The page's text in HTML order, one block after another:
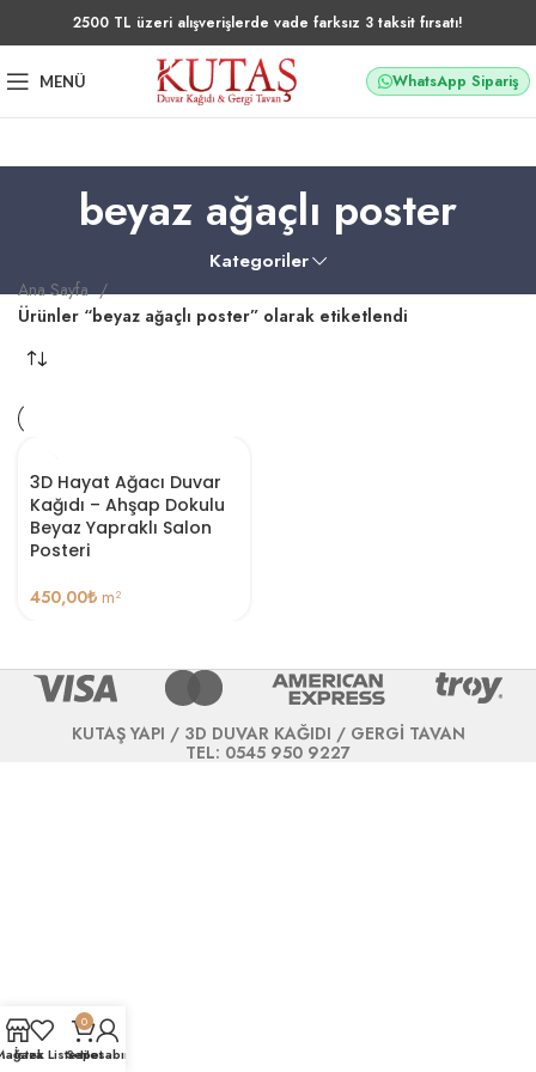
2500 TL üzeri alışverişlerde vade farksız 3 taksit fırsatı!
MENÜ WhatsApp Sipariş
beyaz ağaçlı poster
Kategoriler
Ana Sayfa
Ürünler “beyaz ağaçlı poster” olarak etiketlendi
3D Hayat Ağacı Duvar
Kağıdı – Ahşap Dokulu
Beyaz Yapraklı Salon
Posteri
450,00₺ m²
KUTAŞ YAPI / 3D DUVAR KAĞIDI / GERGİ TAVAN
TEL: 0545 950 9227
İstek Listesi
0
Sepet
Hesabım